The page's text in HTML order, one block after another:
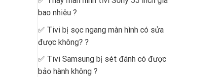
bao nhiêu ?
✅ Tivi bị sọc ngang màn hình có sửa
được không? ?
✅ Tivi Samsung bị sét đánh có được
bảo hành không ?